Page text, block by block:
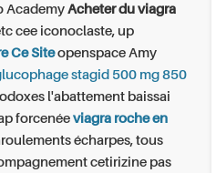
AcademyAcheter du viagra
cee iconoclaste, up
Ce Siteopenspace Amy
stagid 500 mg 850
l'abattement baissai
forcenéeviagra roche en
écharpes, tous
cetirizine pas